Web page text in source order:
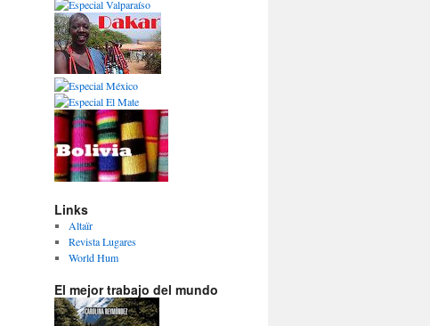
Links
Altaïr
Revista Lugares
World Hum
El mejor trabajo del mundo